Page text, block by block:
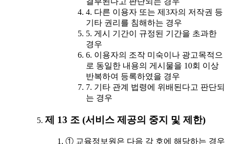
4. 다른 이용자 또는 제3자의 저작권 등
기타 권리를 침해하는 경우
5. 게시 기간이 규정된 기간을 초과한
경우
6. 이용자의 조작 미숙이나 광고목적으
로 동일한 내용의 게시물을 10회 이상
반복하여 등록하였을 경우
7. 기타 관계 법령에 위배된다고 판단되
는 경우
제 13 조 (서비스 제공의 중지 및 제한)
① 교육정보원은 다음 각 호에 해당하는 경우